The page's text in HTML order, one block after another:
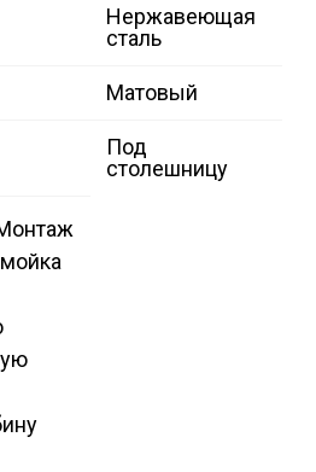
Нержавеющая
сталь
Матовый
Под
столешницу